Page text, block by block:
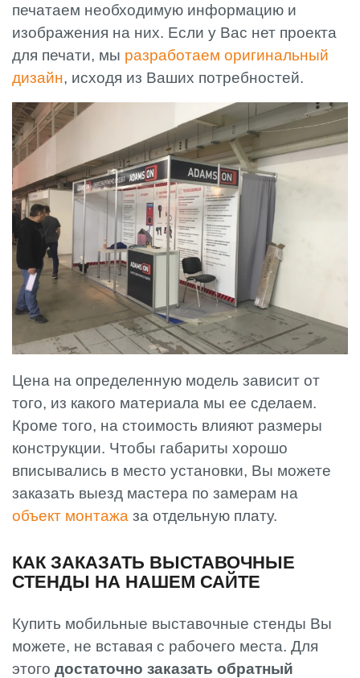
печатаем необходимую информацию и
изображения на них. Если у Вас нет проекта
для печати, мы разработаем оригинальный
дизайн, исходя из Ваших потребностей.
Цена на определенную модель зависит от
того, из какого материала мы ее сделаем.
Кроме того, на стоимость влияют размеры
конструкции. Чтобы габариты хорошо
вписывались в место установки, Вы можете
заказать выезд мастера по замерам на
объект монтажа за отдельную плату.
КАК ЗАКАЗАТЬ ВЫСТАВОЧНЫЕ
СТЕНДЫ НА НАШЕМ САЙТЕ
Купить мобильные выставочные стенды Вы
можете, не вставая с рабочего места. Для
этого достаточно заказать обратный